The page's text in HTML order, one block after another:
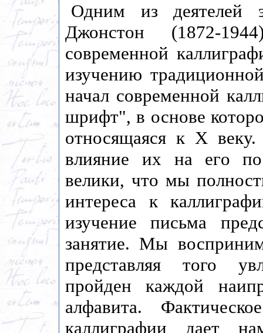
Одним из деятелей
Джонстон (1872-
современной
изучению
начал современной
шрифт", в основе
относящаяся к X
влияние их на его
велики, что мы
интереса к
изучение письма
занятие. Мы
представляя того
пройден каждой
алфавита.
каллиграфии дает